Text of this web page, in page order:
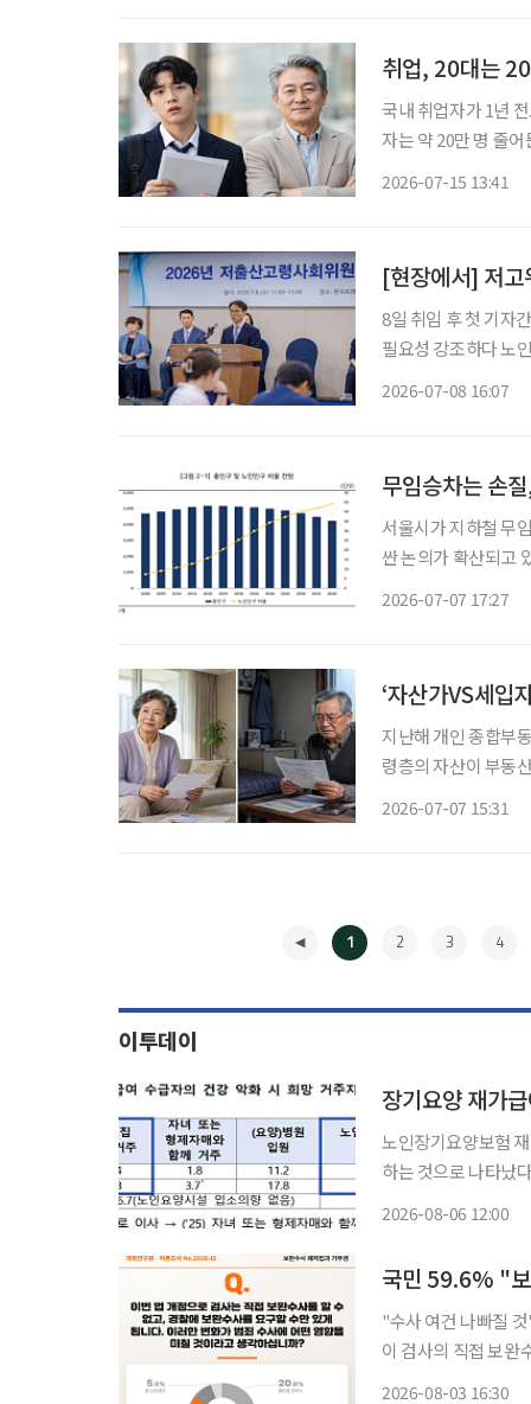
취업, 20대는
국내 취업자가 1년
자는 약 20만 명 줄
2026-07-15 13:41
[현장에서] 저고
8일 취임 후 첫 기자
필요성 강조하다 노
2026-07-08 16:07
무임승차는 손
서울시가 지하철 무
싼 논의가 확산되고
2026-07-07 17:27
‘자산가VS세입
지난해 개인 종합부
령층의 자산이 부동
2026-07-07 15:31
1 2 3 4
이투데이
장기요양 재가
노인장기요양보험
하는 것으로 나타났다.
2026-08-06 12:00
국민 59.6% "
"수사 여건 나빠질 것" 전
이 검사의 직접 보완
2026-08-03 16:30